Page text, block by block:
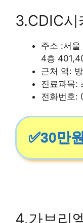
3.CDIC시
주소 :서
4층
근처 역:
진료과목:
전화번호:
✅30만
4.가브리